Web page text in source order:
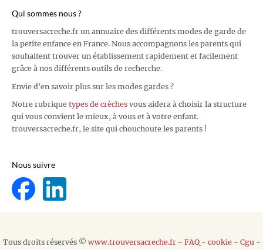
Qui sommes nous ?
trouversacreche.fr un annuaire des différents modes de garde de
la petite enfance en France. Nous accompagnons les parents qui
souhaitent trouver un établissement rapidement et facilement
grâce à nos différents outils de recherche.
Envie d'en savoir plus sur les modes gardes ?
Notre rubrique types de crèches vous aidera à choisir la structure
qui vous convient le mieux, à vous et à votre enfant.
trouversacreche.fr, le site qui chouchoute les parents !
Nous suivre
Tous droits réservés © www.trouversacreche.fr- FAQ- cookie- Cgu -